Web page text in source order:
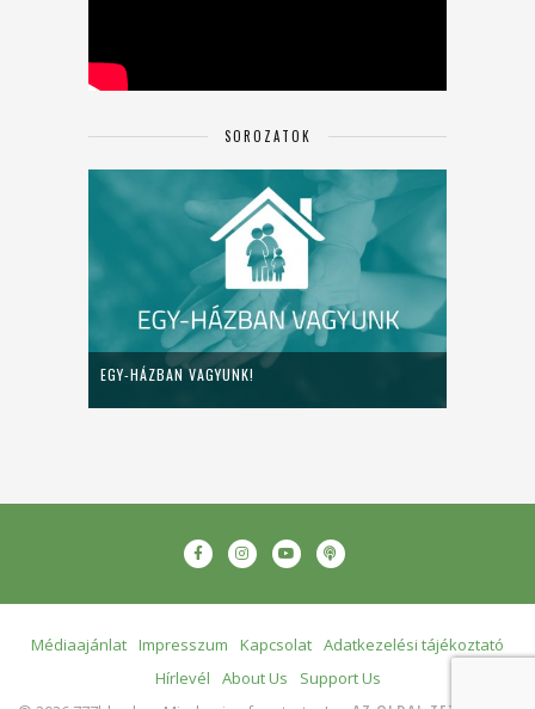
SOROZATOK
EGY-HÁZBAN VAGYUNK!
Médiaajánlat Impresszum Kapcsolat Adatkezelési tájékoztató
Hírlevél
About Us
Support Us